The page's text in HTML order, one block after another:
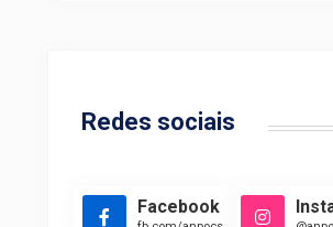
Redes sociais
Facebook